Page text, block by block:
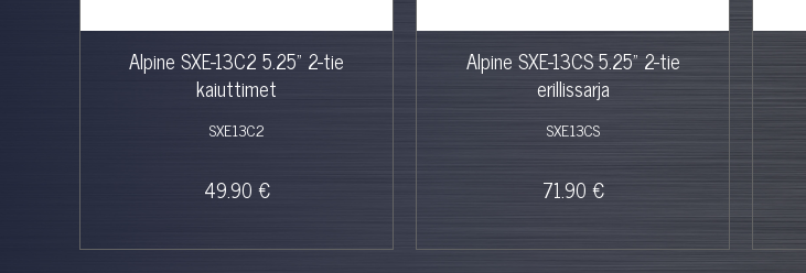
Alpine SXE-13C2 5.25" 2-tie
kaiuttimet
SXE13C2
49.90 €
Alpine SXE-13CS 5.25" 2-tie
erillissarja
SXE13CS
71.90 €